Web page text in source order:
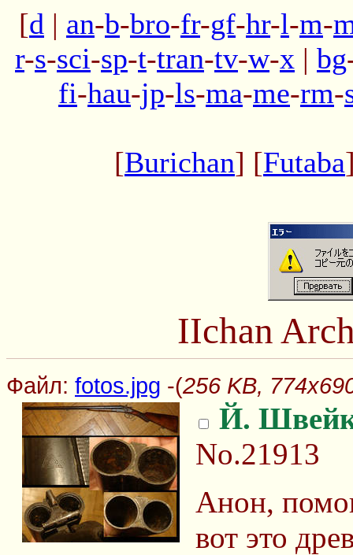
[d | an-b-bro-fr-gf-hr-l-m-
r-s-sci-sp-t-tran-tv-w-x | bg
fi-hau-jp-ls-ma-me-rm-
[Burichan] [Futaba
IIchan
Файл: fotos.jpg -(256 KB,
Й.
No.21913
Анон,
вот это